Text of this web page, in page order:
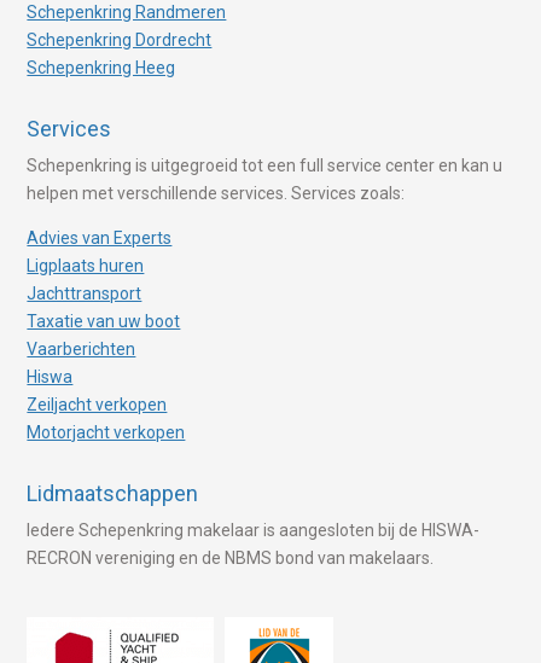
Schepenkring Randmeren
Schepenkring Dordrecht
Schepenkring Heeg
Services
Schepenkring is uitgegroeid tot een full service center en kan u
helpen met verschillende services. Services zoals:
Advies van Experts
Ligplaats huren
Jachttransport
Taxatie van uw boot
Vaarberichten
Hiswa
Zeiljacht verkopen
Motorjacht verkopen
Lidmaatschappen
Iedere Schepenkring makelaar is aangesloten bij de HISWA-
RECRON vereniging en de NBMS bond van makelaars.